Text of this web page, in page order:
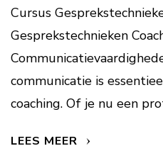
Cursus
Gesprekstechnieken
communicatie is
coaching. Of je nu een
LEES MEER